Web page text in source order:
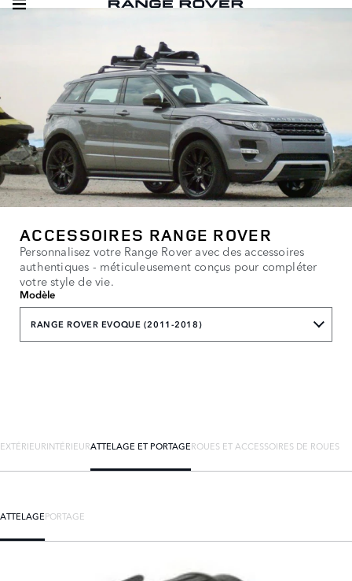
ACCESSOIRES RANGE ROVER
Personnalisez votre Range Rover avec des accessoires
authentiques - méticuleusement conçus pour compléter
votre style de vie.
Modèle
RANGE ROVER EVOQUE (2011-2018)
EXTÉRIEURINTÉRIEURATTELAGE ET PORTAGEROUES ET ACCESSOIRES DE ROUES
ATTELAGEPORTAGE